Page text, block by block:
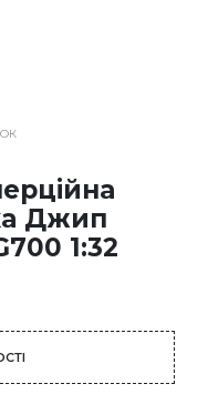
Джип
1:32